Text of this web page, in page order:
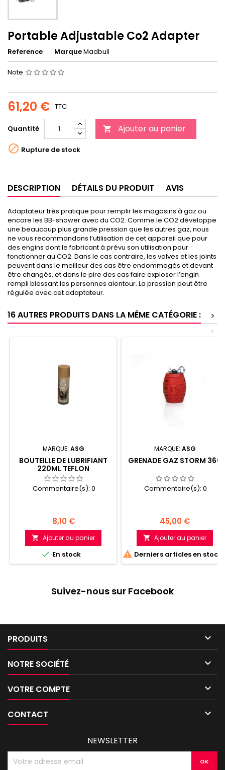
Portable Adjustable Co2 Adapter
Reference MarqueMadbull
Note
61,20 € TTC
Quantité  Ajouter au panier
 Rupture de stock
DESCRIPTION DÉTAILS DU PRODUIT AVIS
Adaptateur très pratique pour remplir les magasins à gaz ou
encore les BB-shower avec du CO2. Comme le CO2 développe
une beaucoup plus grande pression que les autres gaz, nous
ne vous recommandons l’utilisation de cet appareil que pour
des engins dont le fabricant à prévu son utilisation pour
fonctionner au CO2. Dans le cas contraire, les valves et les joints
peuvent dans le meilleur des cas être endommagés et devant
être changés, et dans le pire des cas faire exploser l’engin
rempli blessant les personnes alentour. La pression peut être
régulée avec cet adaptateur.
16 AUTRES PRODUITS DANS LA MÊME CATÉGORIE :
>
<
MARQUE: ASG
BOUTEILLE DE LUBRIFIANT
220ML TEFLON
Commentaire(s): 0
Prix
8,10 €
 Ajouter au panier
 En stock
MARQUE: ASG
GRENADE GAZ STORM 360
Commentaire(s): 0
Prix
45,00 €
 Ajouter au panier
 Derniers articles en stock
Suivez-nous sur Facebook
PRODUITS 
NOTRE SOCIÉTÉ 
VOTRE COMPTE 
CONTACT 
NEWSLETTER